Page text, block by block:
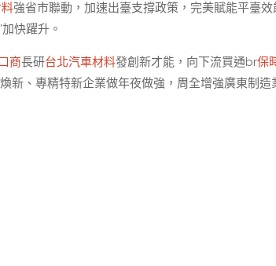
強省市聯動，加速出臺支撐政策，完美賦能平臺效
快躍升。
商長研台北汽車材料發創新才能，向下流買通br保
新、專精特新企業做年夜做強，周全增強廣東制造